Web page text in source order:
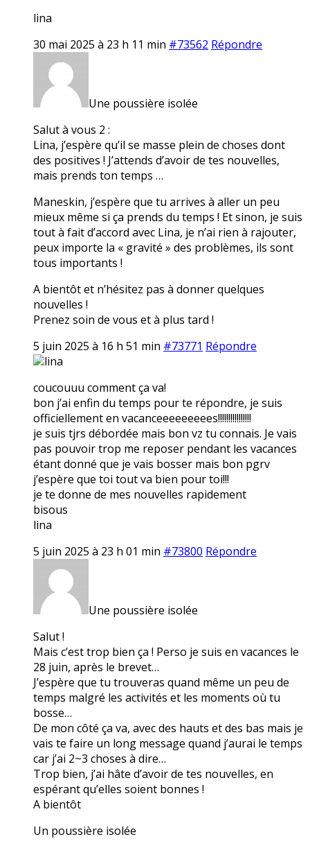
lina
30 mai 2025 à 23 h 11 min #73562 Répondre
Une poussière isolée
Salut à vous 2 :
Lina, j’espère qu’il se masse plein de choses dont
des positives ! J’attends d’avoir de tes nouvelles,
mais prends ton temps …
Maneskin, j’espère que tu arrives à aller un peu
mieux même si ça prends du temps ! Et sinon, je suis
tout à fait d’accord avec Lina, je n’ai rien à rajouter,
peux importe la « gravité » des problèmes, ils sont
tous importants !
A bientôt et n’hésitez pas à donner quelques
nouvelles !
Prenez soin de vous et à plus tard !
5 juin 2025 à 16 h 51 min #73771 Répondre
lina
coucouuu comment ça va!
bon j’ai enfin du temps pour te répondre, je suis
officiellement en vacanceeeeeeeees!!!!!!!!!!!!!!!!
je suis tjrs débordée mais bon vz tu connais. Je vais
pas pouvoir trop me reposer pendant les vacances
étant donné que je vais bosser mais bon pgrv
j’espère que toi tout va bien pour toi!!!
je te donne de mes nouvelles rapidement
bisous
lina
5 juin 2025 à 23 h 01 min #73800 Répondre
Une poussière isolée
Salut !
Mais c’est trop bien ça ! Perso je suis en vacances le
28 juin, après le brevet…
J’espère que tu trouveras quand même un peu de
temps malgré les activités et les moments où tu
bosse…
De mon côté ça va, avec des hauts et des bas mais je
vais te faire un long message quand j’aurai le temps
car j’ai 2~3 choses à dire…
Trop bien, j’ai hâte d’avoir de tes nouvelles, en
espérant qu’elles soient bonnes !
A bientôt
Un poussière isolée